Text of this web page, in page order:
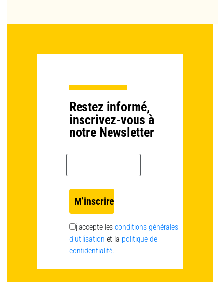
Restez informé,
inscrivez-vous à
notre Newsletter
j’accepte les conditions générales
d’utilisation et la politique de
confidentialité.